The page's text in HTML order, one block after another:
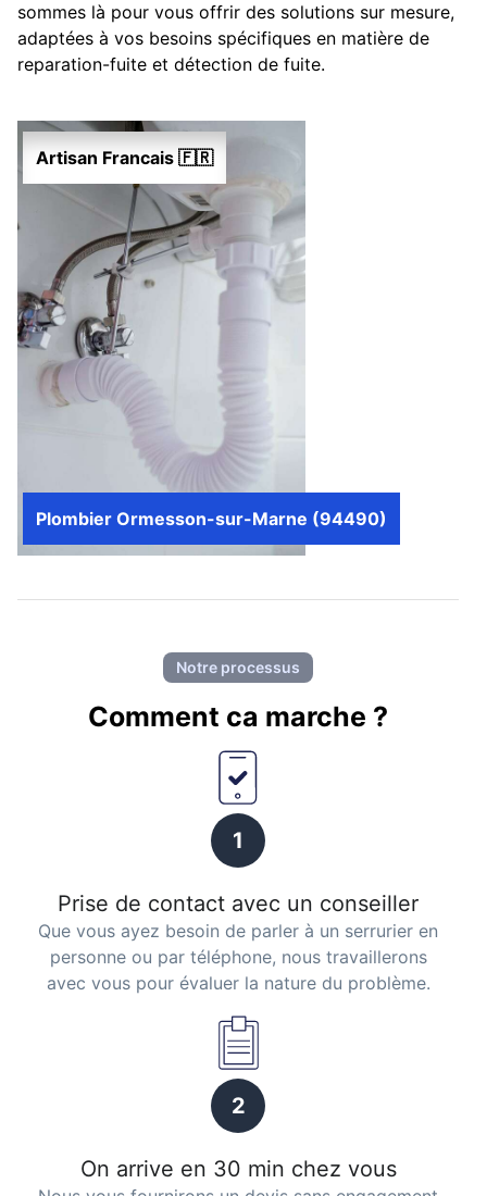
sommes là pour vous offrir des solutions sur mesure,
adaptées à vos besoins spécifiques en matière de
reparation-fuite et détection de fuite.
Artisan Francais 🇫🇷
Plombier Ormesson-sur-Marne (94490)
Notre processus
Comment ca marche ?
1
Prise de contact avec un conseiller
Que vous ayez besoin de parler à un serrurier en
personne ou par téléphone, nous travaillerons
avec vous pour évaluer la nature du problème.
2
On arrive en 30 min chez vous